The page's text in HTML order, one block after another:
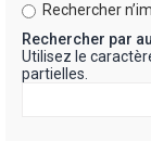
Rechercher
Rechercher par
Utilisez le
partielles.